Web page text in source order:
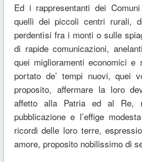
Ed i rappresentanti dei
quelli dei piccoli centri rurali,
perdentìsi fra i monti o sulle
di rapide comunicazioni,
quei miglioramenti economici
portato de’ tempi nuovi, quei
proposito, affermare la loro
affetto alla Patria ed al Re,
pubblicazione e l’effige
ricordi delle loro terre,
amore, proposito nobilissimo di